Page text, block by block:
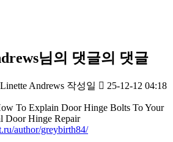
님의 댓글의 댓글
Linette Andrews 작성일 25-12-12 04:18
To Explain Door Hinge Bolts To Your
Door Hinge Repair
author/greybirth84/